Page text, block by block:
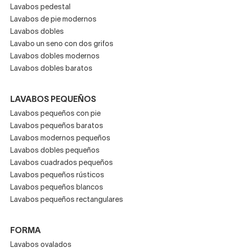
Lavabos pedestal
Lavabos de pie modernos
Lavabos dobles
Lavabo un seno con dos grifos
Lavabos dobles modernos
Lavabos dobles baratos
LAVABOS PEQUEÑOS
Lavabos pequeños con pie
Lavabos pequeños baratos
Lavabos modernos pequeños
Lavabos dobles pequeños
Lavabos cuadrados pequeños
Lavabos pequeños rústicos
Lavabos pequeños blancos
Lavabos pequeños rectangulares
FORMA
Lavabos ovalados